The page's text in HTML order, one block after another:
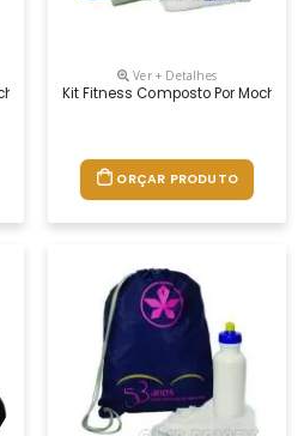
Saco Em Nylon Amassado, Squeeze
Ver + Detalhes
Kit Fitness Composto Por Mochila
ORÇAR PRODUTO